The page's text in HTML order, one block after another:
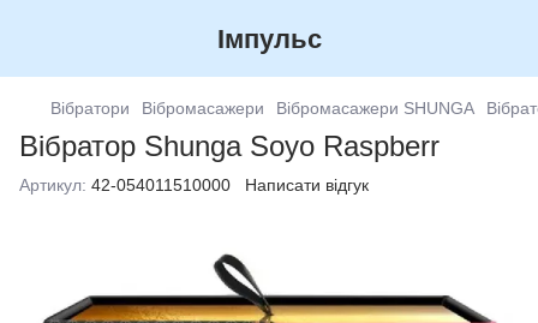
Імпульс
Вібратори Вібромасажери Вібромасажери SHUNGA
Вібратор Shunga Soyo Raspberr
Артикул: 42-054011510000 Написати відгук